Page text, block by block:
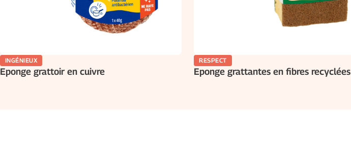
INGÉNIEUX
Eponge grattoir en cuivre
RESPECT
Eponge grattantes en fibres recyclées